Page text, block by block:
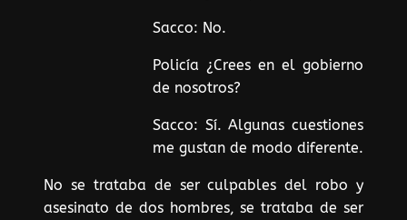
Sacco: No.
Policía ¿Crees en el gobierno
de nosotros?
Sacco: Sí. Algunas cuestiones
me gustan de modo diferente.
No se trataba de ser culpables del robo y
asesinato de dos hombres, se trataba de ser